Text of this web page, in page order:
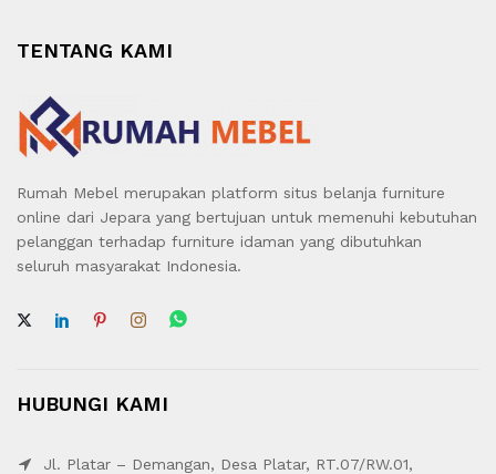
TENTANG KAMI
Rumah Mebel merupakan platform situs belanja furniture
online dari Jepara yang bertujuan untuk memenuhi kebutuhan
pelanggan terhadap furniture idaman yang dibutuhkan
seluruh masyarakat Indonesia.
HUBUNGI KAMI
Jl. Platar – Demangan, Desa Platar, RT.07/RW.01,